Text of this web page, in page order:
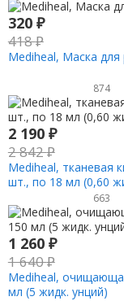
320 ₽
418₽
Mediheal, Маска
874
2 190 ₽
2 842₽
Mediheal, тканевая
шт., по 18 мл (0,60
663
1 260 ₽
1 640₽
Mediheal,
мл (5 жидк. унций)